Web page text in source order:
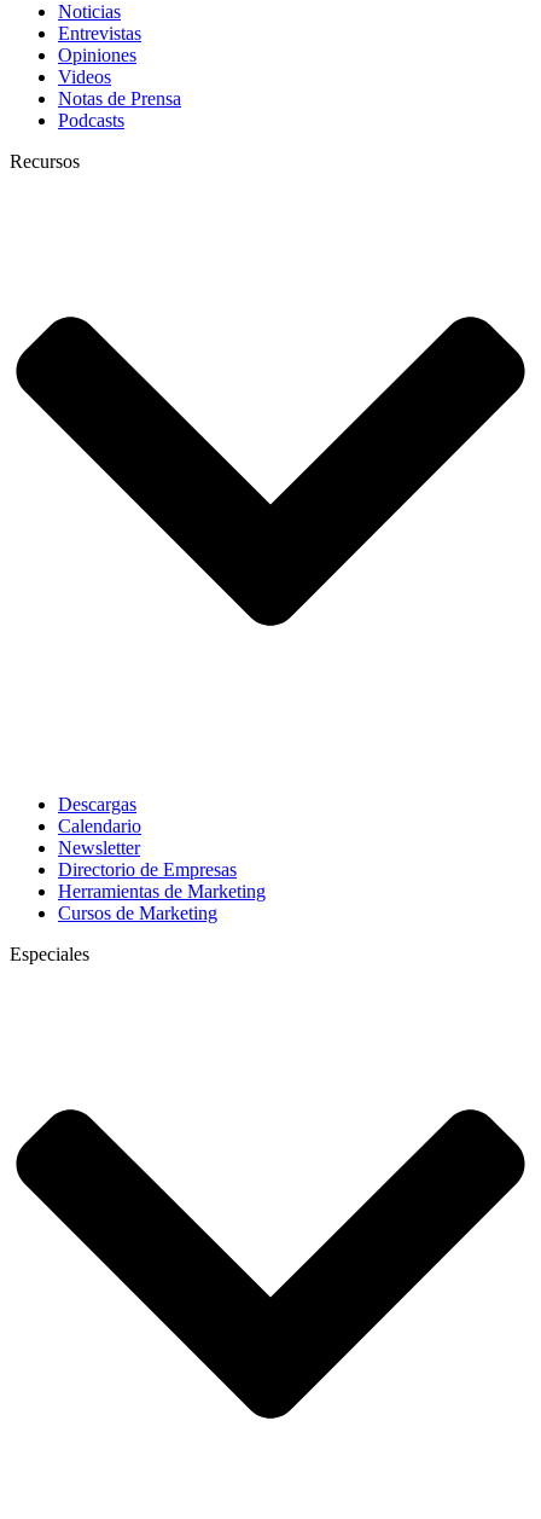
Noticias
Entrevistas
Opiniones
Videos
Notas de Prensa
Podcasts
Recursos
Descargas
Calendario
Newsletter
Directorio de Empresas
Herramientas de Marketing
Cursos de Marketing
Especiales